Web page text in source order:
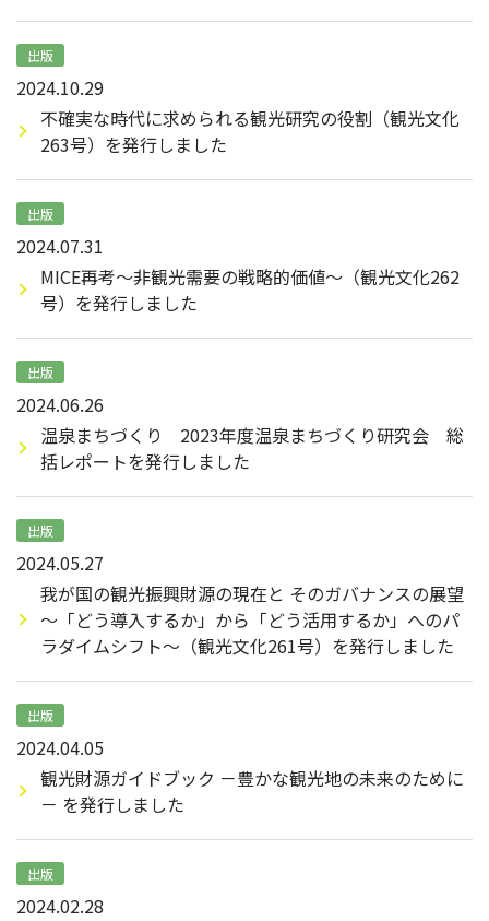
出版
2024.10.29
不確実な時代に求められる観光研究の役割（観光文化
263号）を発行しました
出版
2024.07.31
MICE再考～非観光需要の戦略的価値～（観光文化262
号）を発行しました
出版
2024.06.26
温泉まちづくり 2023年度温泉まちづくり研究会 総
括レポートを発行しました
出版
2024.05.27
我が国の観光振興財源の現在と そのガバナンスの展望
～「どう導入するか」から「どう活用するか」へのパ
ラダイムシフト～（観光文化261号）を発行しました
出版
2024.04.05
観光財源ガイドブック －豊かな観光地の未来のために
－ を発行しました
出版
2024.02.28